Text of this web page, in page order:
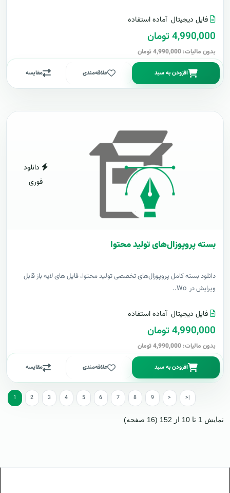
فایل دیجیتال آماده استفاده
4,990,000 تومان
بدون مالیات: 4,990,000 تومان
افزودن به سبد علاقه‌مندی مقایسه
دانلود
فوری
بسته پروپوزال‌های تولید محتوا
دانلود بسته کامل پروپوزال‌های تخصصی تولید محتوا، فایل های لایه باز قابل
ویرایش در Wo..
فایل دیجیتال آماده استفاده
4,990,000 تومان
بدون مالیات: 4,990,000 تومان
افزودن به سبد علاقه‌مندی مقایسه
1 2 3 4 5 6 7 8 9 > >|
نمایش 1 تا 10 از 152 (16 صفحه)